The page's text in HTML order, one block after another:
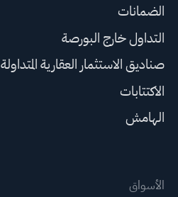
الضمانات
التداول خارج البورصة
صناديق الاستثمار العقارية المتداولة
الاكتتابات
الهامش
الأسواق